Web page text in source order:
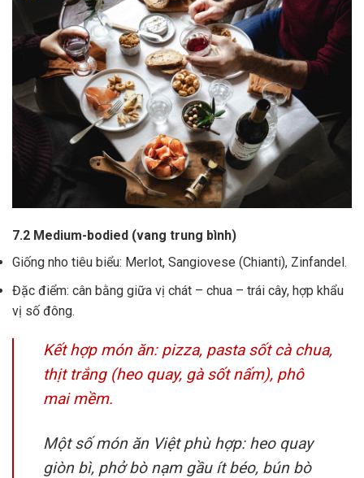
7.2 Medium-bodied (vang trung bình)
Giống nho tiêu biểu: Merlot, Sangiovese (Chianti), Zinfandel.
Đặc điểm: cân bằng giữa vị chát – chua – trái cây, hợp khẩu
vị số đông.
Kết hợp món ăn: pizza, pasta sốt cà chua,
thịt trắng (heo quay, gà sốt nấm), phô
mai mềm.
Một số món ăn Việt phù hợp: heo quay
giòn bì, phở bò nạm gầu ít béo, bún bò